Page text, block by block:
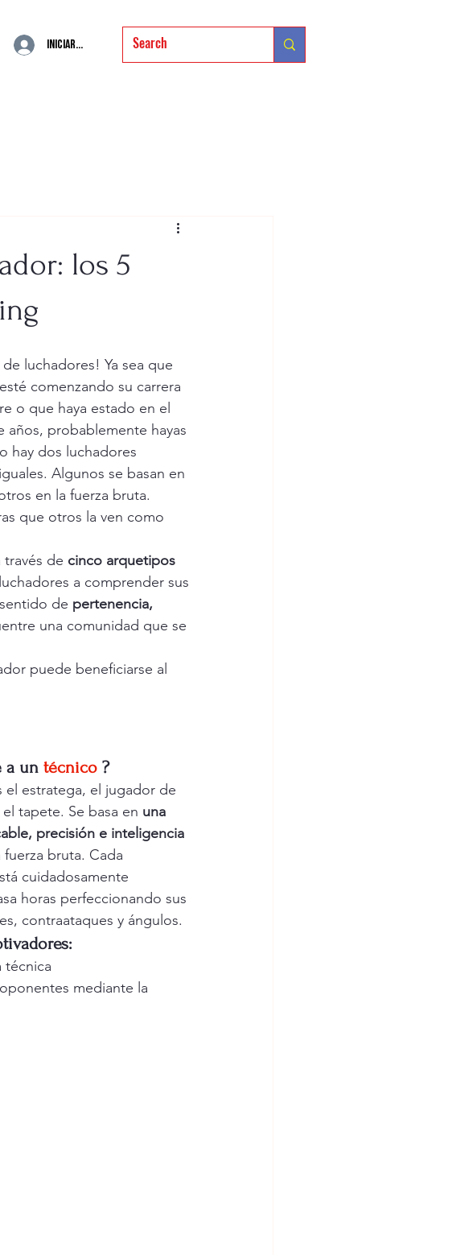
Iniciar sesión
los 5
luchadores! Ya sea que
comenzando su carrera
o que haya estado en el
años, probablemente hayas
hay dos luchadores
Algunos se basan en
en la fuerza bruta.
que otros la ven como
través de cinco arquetipos
a comprender sus
de pertenencia,
una comunidad que se
puede beneficiarse al
a un técnico ?
el estratega, el jugador de
tapete. Se basa en una
precisión e inteligencia
fuerza bruta. Cada
cuidadosamente
horas perfeccionando sus
contraataques y ángulos.
técnica
mediante la